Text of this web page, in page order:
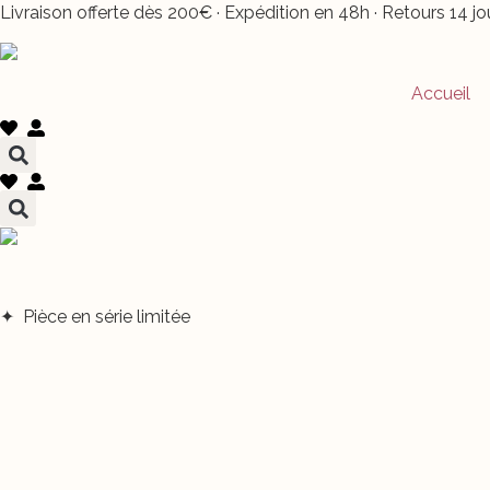
Aller
au
contenu
Livraison offerte dès 200€ · Expédition en 48h · Retours 14
Accueil
✦ Pièce en série limitée